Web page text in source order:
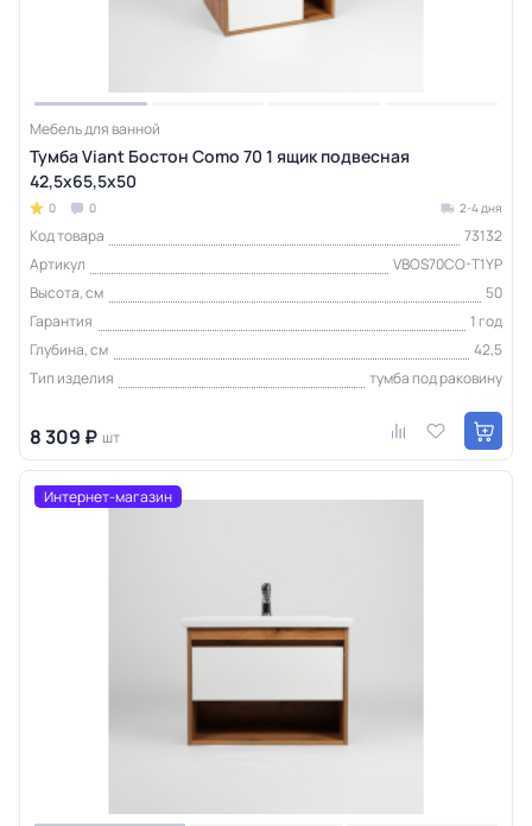
Мебель для ванной
Тумба Viant Бостон Como 70 1 ящик подвесная
42,5х65,5х50
0 0 2-4 дня
Код товара
73132
Артикул
VBOS70CO-T1YP
Высота, см
50
Гарантия
1 год
Глубина, см
42,5
Тип изделия
тумба под раковину
8 309 ₽ шт
Интернет-магазин